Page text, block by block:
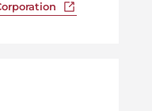
Ouvrir dans un